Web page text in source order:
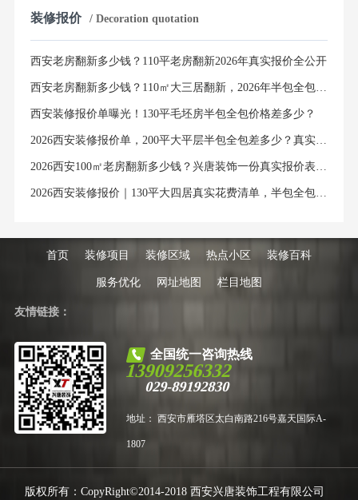
装修报价 / Decoration quotation
西安老房翻新多少钱？110平老房翻新2026年真实报价全公开
西安老房翻新多少钱？110㎡大三居翻新，2026年半包全包价格明细清单
西安装修报价单曝光！130平毛坯房半包全包价格差多少？
2026西安装修报价单，200平大平层半包全包差多少？真实避坑指南
2026西安100㎡老房翻新多少钱？兴唐装饰一份真实报价表，说透所有隐藏费用
2026西安装修报价｜130平大四居真实花费清单，半包全包价格全解析
首页 装修项目 装修区域 热点小区 装修百科
服务优化 网址地图 栏目地图
友情链接：
全国统一咨询热线
13909256332
029-89192830
地址： 西安市雁塔区太白南路216号嘉天国际A-
1807
版权所有：CopyRight©2014-2018 西安兴唐装饰工程有限公司